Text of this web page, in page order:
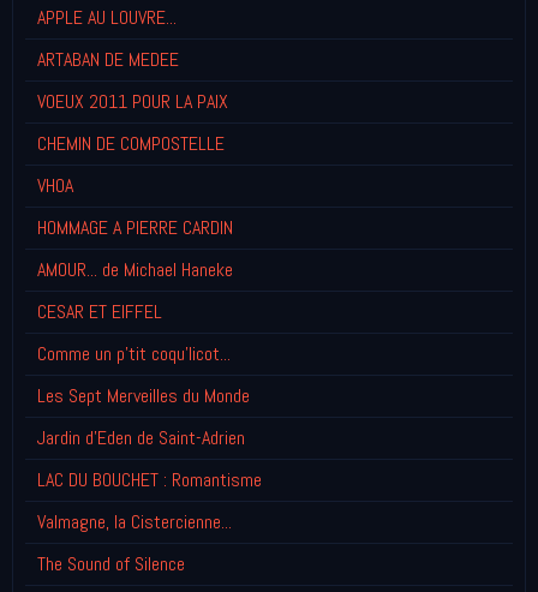
APPLE AU LOUVRE...
ARTABAN DE MEDEE
VOEUX 2011 POUR LA PAIX
CHEMIN DE COMPOSTELLE
VHOA
HOMMAGE A PIERRE CARDIN
AMOUR... de Michael Haneke
CESAR ET EIFFEL
Comme un p'tit coqu'licot...
Les Sept Merveilles du Monde
Jardin d'Eden de Saint-Adrien
LAC DU BOUCHET : Romantisme
Valmagne, la Cistercienne...
The Sound of Silence